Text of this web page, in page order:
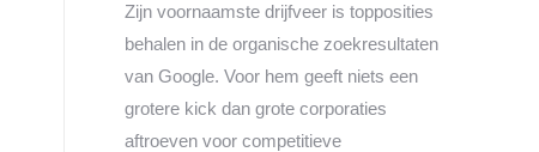
Zijn voornaamste drijfveer is topposities
behalen in de organische zoekresultaten
van Google. Voor hem geeft niets een
grotere kick dan grote corporaties
aftroeven voor competitieve